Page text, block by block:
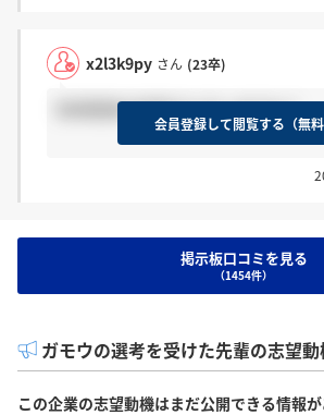
x2l3k9py さん (23卒)
役員面接の結果きた方いますか？
会員登録して閲覧する（無料
掲示板口コミを見る
（1454件）
ガモウの選考を受けた先輩の志望
この企業の志望動機はまだ公開できる情報